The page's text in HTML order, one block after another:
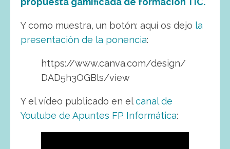
Y como muestra, un botón: aquí os dejo la
presentación de la ponencia:
https://www.canva.com/design/
DAD5h3OGBls/view
Y el vídeo publicado en elcanal de
Youtube de Apuntes FP Informática: